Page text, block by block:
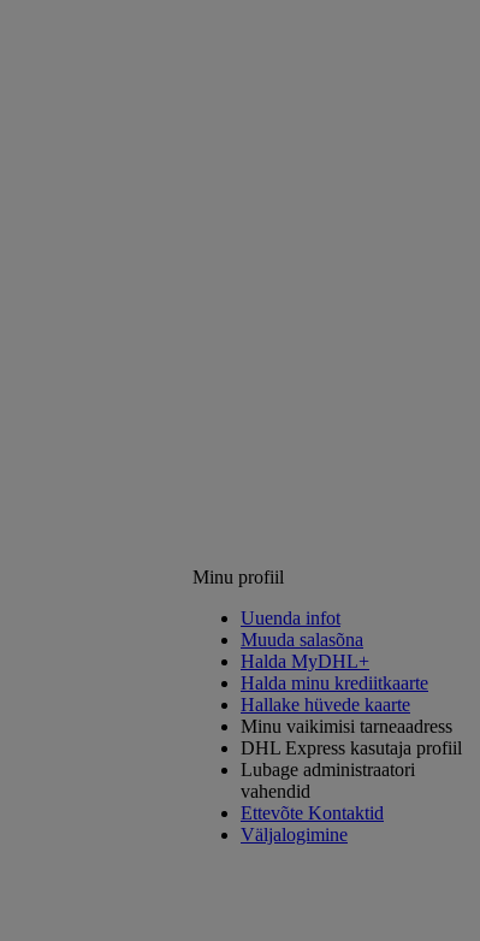
Minu profiil
Uuenda infot
Muuda salasõna
Halda MyDHL+
Halda minu krediitkaarte
Hallake hüvede kaarte
Minu vaikimisi tarneaadress
DHL Express kasutaja profiil
Lubage administraatori
vahendid
Ettevõte Kontaktid
Väljalogimine